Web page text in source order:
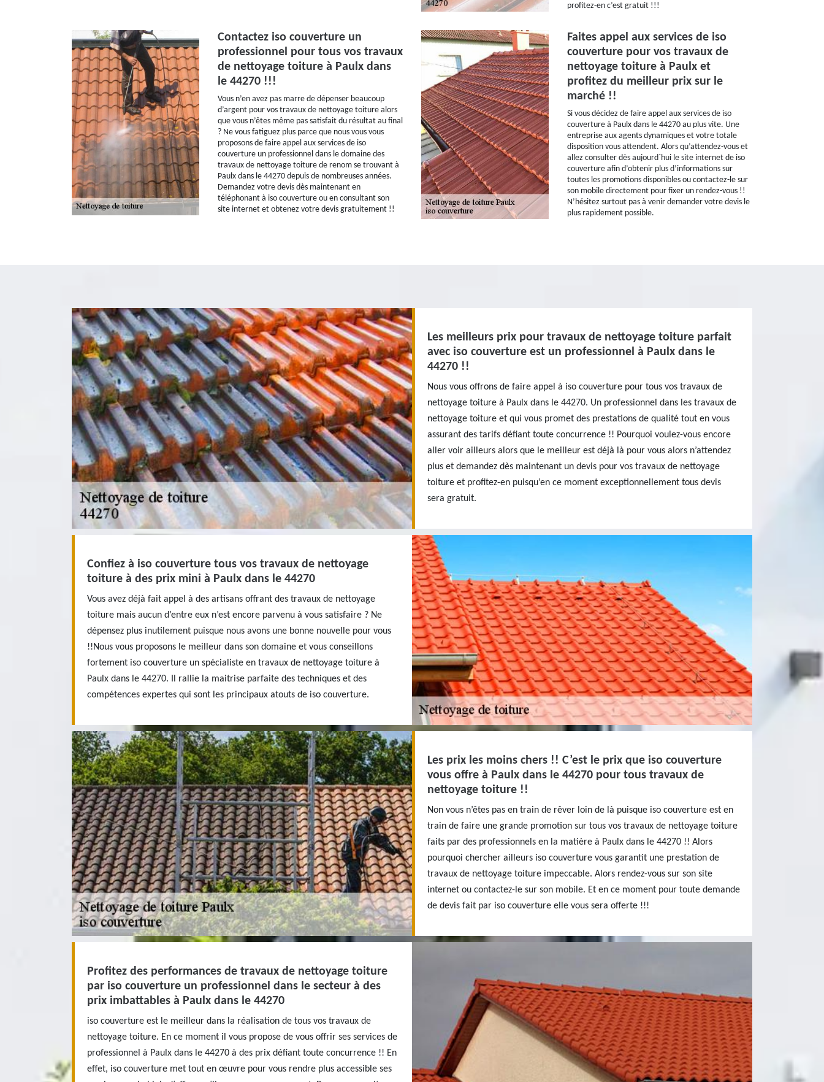
profitez-en c’est gratuit !!!
Contactez iso couverture un
professionnel pour tous vos travaux
de nettoyage toiture à Paulx dans
le 44270 !!!
Vous n’en avez pas marre de dépenser beaucoup
d’argent pour vos travaux de nettoyage toiture alors
que vous n’êtes même pas satisfait du résultat au final
? Ne vous fatiguez plus parce que nous vous vous
proposons de faire appel aux services de iso
couverture un professionnel dans le domaine des
travaux de nettoyage toiture de renom se trouvant à
Paulx dans le 44270 depuis de nombreuses années.
Demandez votre devis dès maintenant en
téléphonant à iso couverture ou en consultant son
site internet et obtenez votre devis gratuitement !!
Faites appel aux services de iso
couverture pour vos travaux de
nettoyage toiture à Paulx et
profitez du meilleur prix sur le
marché !!
Si vous décidez de faire appel aux services de iso
couverture à Paulx dans le 44270 au plus vite. Une
entreprise aux agents dynamiques et votre totale
disposition vous attendent. Alors qu’attendez-vous et
allez consulter dès aujourd`hui le site internet de iso
couverture afin d’obtenir plus d’informations sur
toutes les promotions disponibles ou contactez-le sur
son mobile directement pour fixer un rendez-vous !!
N’hésitez surtout pas à venir demander votre devis le
plus rapidement possible.
Les meilleurs prix pour travaux de nettoyage toiture parfait
avec iso couverture est un professionnel à Paulx dans le
44270 !!
Nous vous offrons de faire appel à iso couverture pour tous vos travaux de
nettoyage toiture à Paulx dans le 44270. Un professionnel dans les travaux de
nettoyage toiture et qui vous promet des prestations de qualité tout en vous
assurant des tarifs défiant toute concurrence !! Pourquoi voulez-vous encore
aller voir ailleurs alors que le meilleur est déjà là pour vous alors n’attendez
plus et demandez dès maintenant un devis pour vos travaux de nettoyage
toiture et profitez-en puisqu’en ce moment exceptionnellement tous devis
sera gratuit.
Confiez à iso couverture tous vos travaux de nettoyage
toiture à des prix mini à Paulx dans le 44270
Vous avez déjà fait appel à des artisans offrant des travaux de nettoyage
toiture mais aucun d’entre eux n’est encore parvenu à vous satisfaire ? Ne
dépensez plus inutilement puisque nous avons une bonne nouvelle pour vous
!!Nous vous proposons le meilleur dans son domaine et vous conseillons
fortement iso couverture un spécialiste en travaux de nettoyage toiture à
Paulx dans le 44270. Il rallie la maitrise parfaite des techniques et des
compétences expertes qui sont les principaux atouts de iso couverture.
Les prix les moins chers !! C’est le prix que iso couverture
vous offre à Paulx dans le 44270 pour tous travaux de
nettoyage toiture !!
Non vous n’êtes pas en train de rêver loin de là puisque iso couverture est en
train de faire une grande promotion sur tous vos travaux de nettoyage toiture
faits par des professionnels en la matière à Paulx dans le 44270 !! Alors
pourquoi chercher ailleurs iso couverture vous garantit une prestation de
travaux de nettoyage toiture impeccable. Alors rendez-vous sur son site
internet ou contactez-le sur son mobile. Et en ce moment pour toute demande
de devis fait par iso couverture elle vous sera offerte !!!
Profitez des performances de travaux de nettoyage toiture
par iso couverture un professionnel dans le secteur à des
prix imbattables à Paulx dans le 44270
iso couverture est le meilleur dans la réalisation de tous vos travaux de
nettoyage toiture. En ce moment il vous propose de vous offrir ses services de
professionnel à Paulx dans le 44270 à des prix défiant toute concurrence !! En
effet, iso couverture met tout en œuvre pour vous rendre plus accessible ses